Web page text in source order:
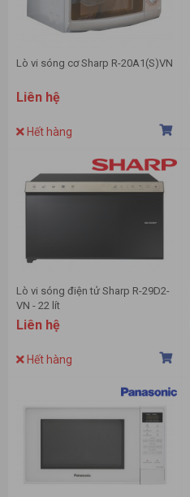
Lò vi sóng cơ Sharp R-20A1(S)VN
Liên hệ
Hết hàng
Lò vi sóng điện tử Sharp R-29D2-
VN - 22 lít
Liên hệ
Hết hàng